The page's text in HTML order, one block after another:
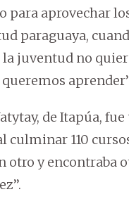
aprovechar
paraguaya,
juventud no
de Itapúa,
culminar 110
otro y encontraba